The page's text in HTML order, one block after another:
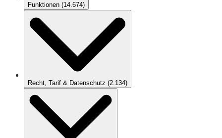
Funktionen (14.674)
Recht, Tarif & Datenschutz (2.134)